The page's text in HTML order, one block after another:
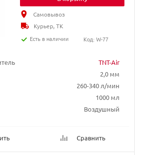
TNT-Air
2,0 мм
260-340 л/мин
1000 мл
Воздушный
Сравнить
Самовывоз
Курьер, ТК
Есть в наличии
Код: W-77